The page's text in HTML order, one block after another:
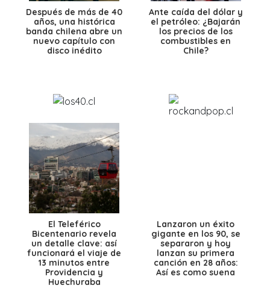
Después de más de 40
años, una histórica
banda chilena abre un
nuevo capítulo con
disco inédito
Ante caída del dólar y
el petróleo: ¿Bajarán
los precios de los
combustibles en
Chile?
El Teleférico
Bicentenario revela
un detalle clave: así
funcionará el viaje de
13 minutos entre
Providencia y
Huechuraba
Lanzaron un éxito
gigante en los 90, se
separaron y hoy
lanzan su primera
canción en 28 años:
Así es como suena